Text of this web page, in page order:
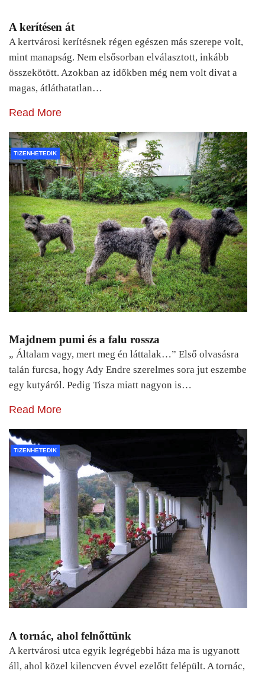
A kerítésen át
A kertvárosi kerítésnek régen egészen más szerepe volt,
mint manapság. Nem elsősorban elválasztott, inkább
összekötött. Azokban az időkben még nem volt divat a
magas, átláthatatlan…
Read More
TIZENHETEDIK
Majdnem pumi és a falu rossza
„ Általam vagy, mert meg én láttalak…” Első olvasásra
talán furcsa, hogy Ady Endre szerelmes sora jut eszembe
egy kutyáról. Pedig Tisza miatt nagyon is…
Read More
TIZENHETEDIK
A tornác, ahol felnőttünk
A kertvárosi utca egyik legrégebbi háza ma is ugyanott
áll, ahol közel kilencven évvel ezelőtt felépült. A tornác,